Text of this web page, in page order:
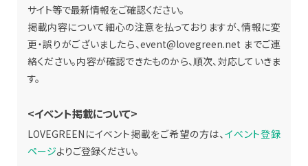
サイト等で最新情報をご確認ください。
掲載内容について細心の注意を払っておりますが、情報に変
更・誤りがございましたら、event@lovegreen.net までご連
絡ください。内容が確認できたものから、順次、対応していきま
す。
<イベント掲載について>
LOVEGREENにイベント掲載をご希望の方は、 イベント登録
ページよりご登録ください。